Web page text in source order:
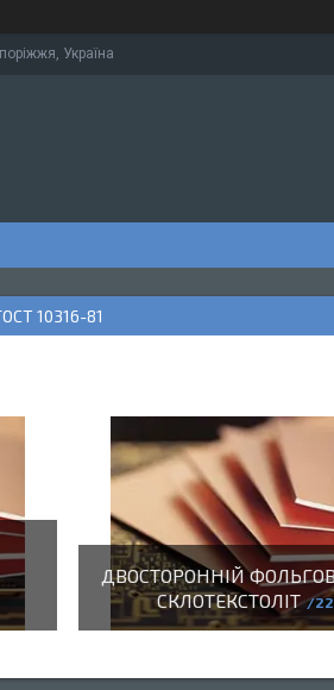
Україна
10316-81
ДВОСТОРОННІЙ
СКЛОТЕКСТОЛІТ
22